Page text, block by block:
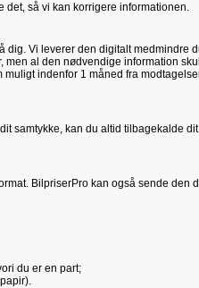
det, så vi kan korrigere informationen.
dig. Vi leverer den digitalt medmindre
men al den nødvendige information
indenfor 1 måned fra
samtykke, kan du altid tilbagekalde
BilpriserPro kan også sende den
du er en part;